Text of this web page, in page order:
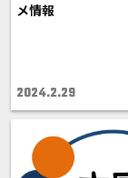
メ情報
2024.2.29